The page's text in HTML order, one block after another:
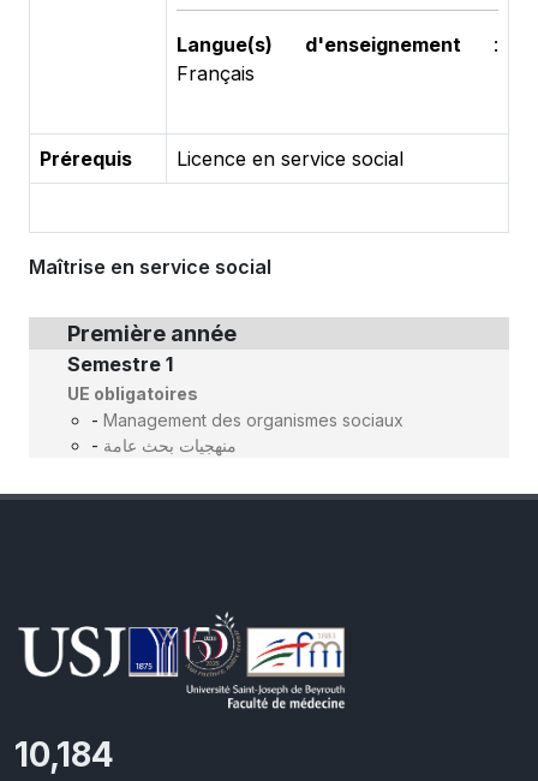
Langue(s) d'enseignement:
Français
Prérequis Licence en service social
Maîtrise en service social
Première année
Semestre 1
UE obligatoires
- Management des organismes sociaux
- منهجيات بحث عامة
10,801